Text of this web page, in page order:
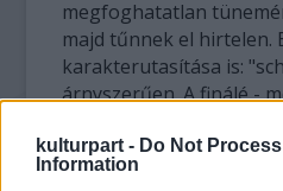
kulturpart - Do Not
Information
megfoghatatlan
majd tűnnek el hirtelen.
karakterutasítása is:
árnyszerűen. A finálé -
az előzményekkel -
mesterdalnok-